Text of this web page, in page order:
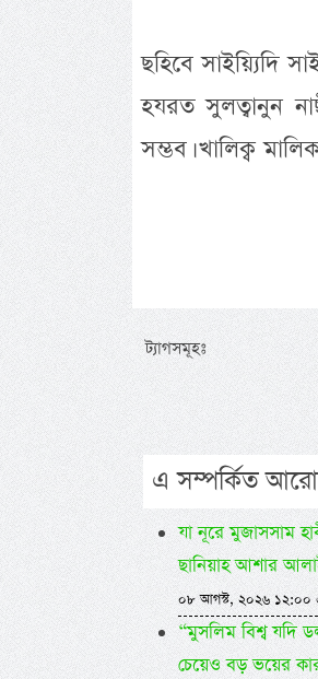
ছহিবে সাইয়্যিদি
হযরত সুলত্বানুন
সম্ভব। খালিক্ব
ট্যাগসমূহঃ
এ সম্পর্কিত
যা নূরে মুজাসসাম
ছানিয়াহ আশার
০৮ আগস্ট, ২০২৬ ১২:০০
“মুসলিম বিশ্ব যদি
চেয়েও বড় ভয়ের